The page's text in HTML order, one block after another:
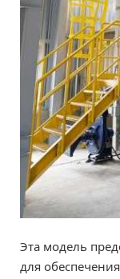
Эта модель
для